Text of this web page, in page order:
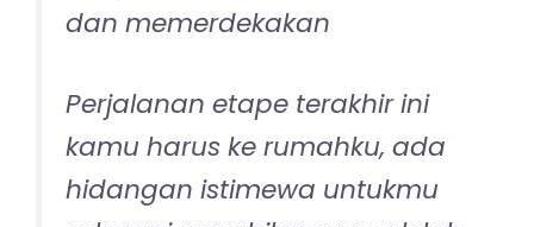
dan memerdekakan
Perjalanan etape terakhir ini
kamu harus ke rumahku, ada
hidangan istimewa untukmu